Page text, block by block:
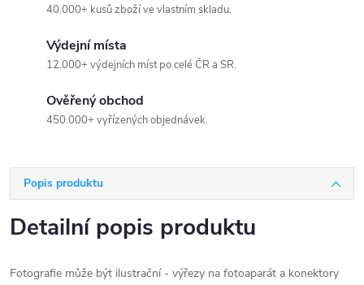
40.000+ kusů zboží ve vlastním skladu.
Výdejní místa
12.000+ výdejních míst po celé ČR a SR.
Ověřený obchod
450.000+ vyřízených objednávek.
Popis produktu
Detailní popis produktu
Fotografie může být ilustrační - výřezy na fotoaparát a konektory